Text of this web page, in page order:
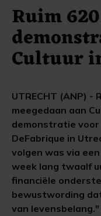
Ruim
Cultuur
UTRECHT (ANP) -
meegedaan aan
demonstratie
DeFabrique in
volgen was via
week lang twaalf
financiële
bewustwording
van